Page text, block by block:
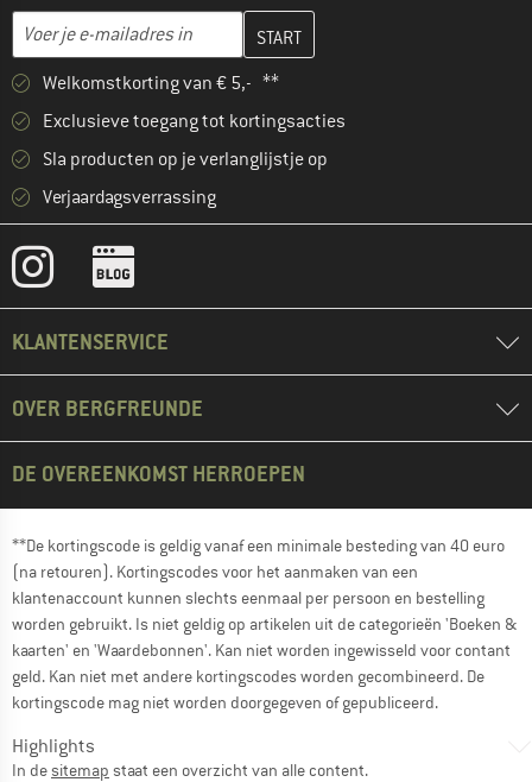
E-mailadres
Vul je e-mailadres hier in en maak in de volgende stap je
Welkomstkorting van € 5,- **
Exclusieve toegang tot kortingsacties
Sla producten op je verlanglijstje op
Verjaardagsverrassing
KLANTENSERVICE
OVER BERGFREUNDE
DE OVEREENKOMST HERROEPEN
**De kortingscode is geldig vanaf een minimale besteding van 40 euro
(na retouren). Kortingscodes voor het aanmaken van een
klantenaccount kunnen slechts eenmaal per persoon en bestelling
worden gebruikt. Is niet geldig op artikelen uit de categorieën 'Boeken &
kaarten' en 'Waardebonnen'. Kan niet worden ingewisseld voor contant
geld. Kan niet met andere kortingscodes worden gecombineerd. De
kortingscode mag niet worden doorgegeven of gepubliceerd.
Highlights
In desitemap staat een overzicht van alle content.